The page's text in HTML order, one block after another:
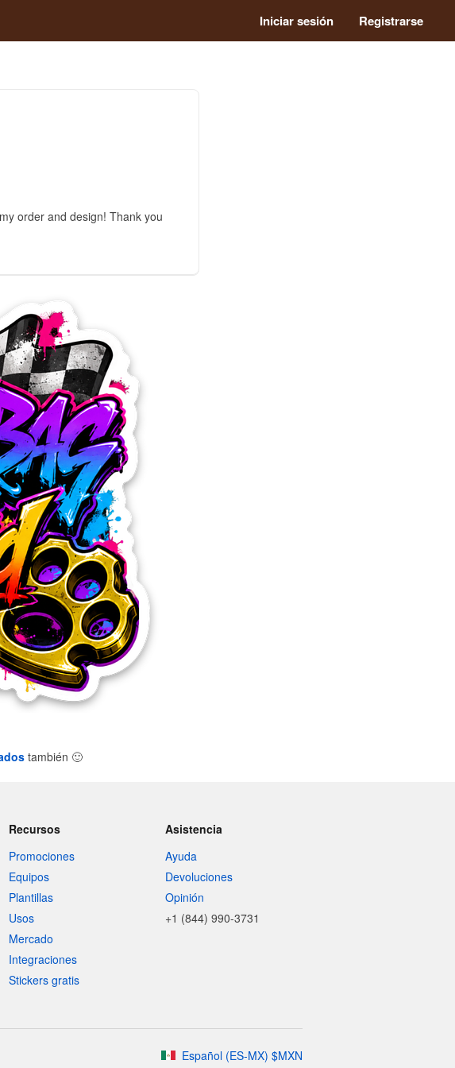
Iniciar sesión Registrarse
order and design! Thank you
también 🙂
Recursos
Promociones
Equipos
Plantillas
Usos
Mercado
Integraciones
Stickers gratis
Asistencia
Ayuda
Devoluciones
Opinión
+1 (844) 990-3731
Español (ES-MX) $MXN